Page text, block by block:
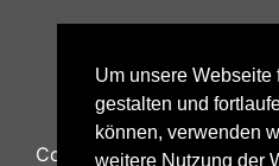
Um unsere Webseite
gestalten und
können, verwenden
weitere Nutzung der
Copyright © 2026